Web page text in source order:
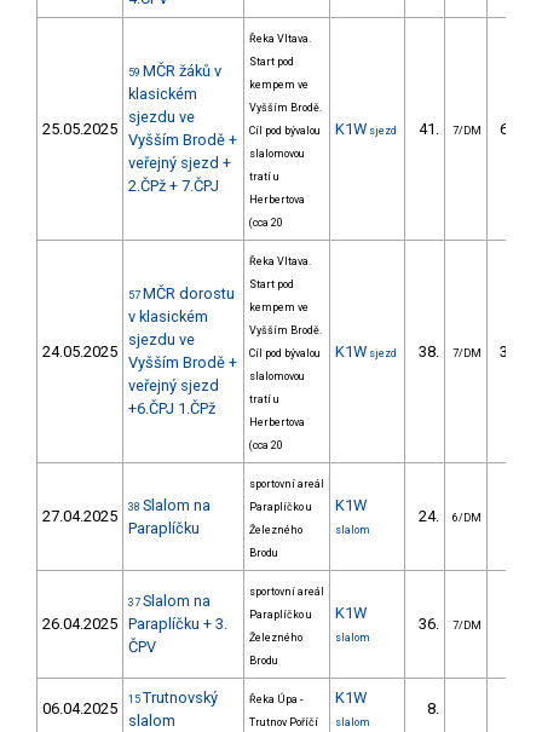
25.05.2025
59 MČR žáků v
klasickém
sjezdu ve
Vyšším Brodě +
veřejný sjezd +
2.ČPž + 7.ČPJ
Řeka Vltava.
Start pod
kempem ve
Vyšším Brodě.
Cíl pod bývalou
slalomovou
tratí u
Herbertova
(cca 20
K1W sjezd 41. 7/DM
24.05.2025
57 MČR dorostu
v klasickém
sjezdu ve
Vyšším Brodě +
veřejný sjezd
+6.ČPJ 1.ČPž
Řeka Vltava.
Start pod
kempem ve
Vyšším Brodě.
Cíl pod bývalou
slalomovou
tratí u
Herbertova
(cca 20
K1W sjezd 38. 7/DM
27.04.2025 38 Slalom na
Paraplíčku
sportovní areál
Paraplíčko u
Železného
Brodu
K1W
slalom
24. 6/DM
26.04.2025
37 Slalom na
Paraplíčku + 3.
ČPV
sportovní areál
Paraplíčko u
Železného
Brodu
K1W
slalom
36. 7/DM
06.04.2025 15 Trutnovský
slalom
Řeka Úpa -
Trutnov Poříčí
K1W
slalom
8.